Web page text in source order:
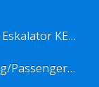
Sertifikasi Ahli K3 Spesialis Elevator dan Eskalator KEMNAKER
Sertifikasi Alat Angkat Listrik/Lift Barang/Passenger Hoist KEMNAKER